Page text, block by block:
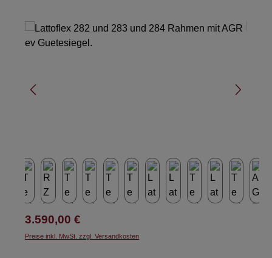
Bildergalerie überspringen
Regulärer Preis:
3.590,00 €
Preise inkl. MwSt. zzgl. Versandkosten